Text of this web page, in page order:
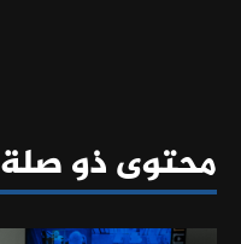
محتوى ذو صلة